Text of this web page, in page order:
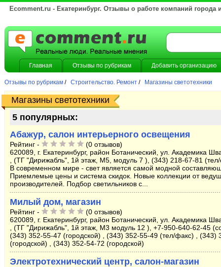
Ecomment.ru - Екатеринбург. Отзывы о работе компаний города
Главная Отзывы по рубрикам Добавить организацию
Отзывы по рубрикам / Строительство. Ремонт / Магазины светотехники
Магазины светотехники
5 популярных:
Абажур, салон интерьерного освещения
Рейтинг -
(0 отзывов)
620089, г. Екатеринбург, район Ботанический, ул. Академика
, (ТГ "Дирижабль", 1й этаж, M5, модуль 7 ), (343) 218-67-81
В современном мире - свет является самой модной
Приемлемые цены и система скидок. Новые коллекции от
производителей. Подбор светильников с...
Милый дом, магазин
Рейтинг -
(0 отзывов)
620089, г. Екатеринбург, район Ботанический, ул. Академика
, (ТГ "Дирижабль", 1й этаж, M3 модуль 12 ), +7-950-640-62-45
(343) 352-55-47 (городской) , (343) 352-55-49 (тел/факс) , (343)
(городской) , (343) 352-54-72 (городской)
Электротехнический центр, салон-магазин